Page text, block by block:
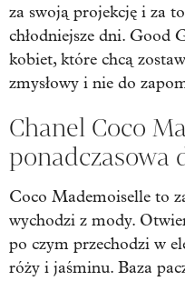
za swoją projekcję i za
chłodniejsze dni. Good
kobiet, które chcą
zmysłowy i nie do
Chanel Coco
ponadczasowa
Coco Mademoiselle to
wychodzi z mody.
po czym przechodzi w
róży i jaśminu. Baza